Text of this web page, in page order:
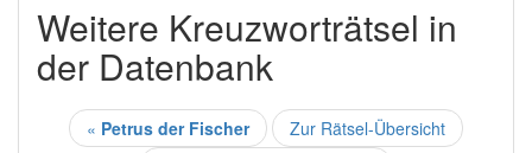
Weitere Kreuzworträtsel in
der Datenbank
« Petrus der Fischer
Zur Rätsel-Übersicht